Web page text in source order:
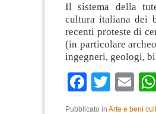
Il sistema della
cultura italiana dei
recenti proteste di
(in particolare
ingegneri, geologi,
Facebook
Twitter
Pubblicato in Arte e beni